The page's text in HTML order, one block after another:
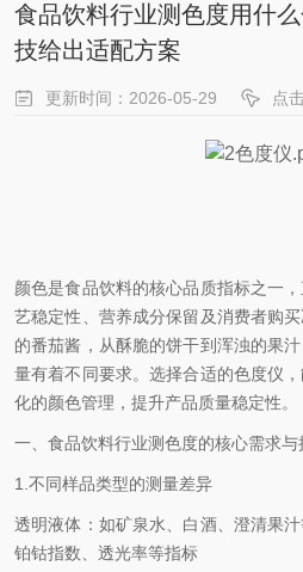
食品饮料行业测色度用什
技给出适配方案
更新时间：2026-05-29 点
颜色是食品饮料的核心品质指标之一
艺稳定性、营养成分保留及消费者购
的番茄酱，从酥脆的饼干到浑浊的果
量有着不同要求。选择合适的色度仪
化的颜色管理，提升产品质量稳定性。
一、食品饮料行业测色度的核心需求与
1. 不同样品类型的测量差异
透明液体：如矿泉水、白酒、澄清果
铂钴指数、透光率等指标